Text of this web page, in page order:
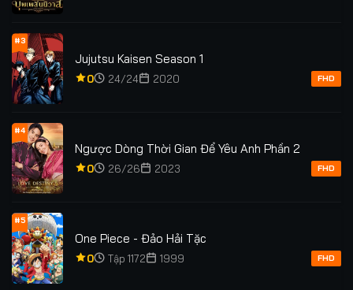
#3
Jujutsu Kaisen Season 1
0 24/24 2020 FHD
#4
Ngược Dòng Thời Gian Để Yêu Anh Phần 2
0 26/26 2023 FHD
#5
One Piece - Đảo Hải Tặc
0 Tập 1172 1999 FHD